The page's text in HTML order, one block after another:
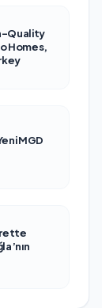
Quality
Homes,
MGD